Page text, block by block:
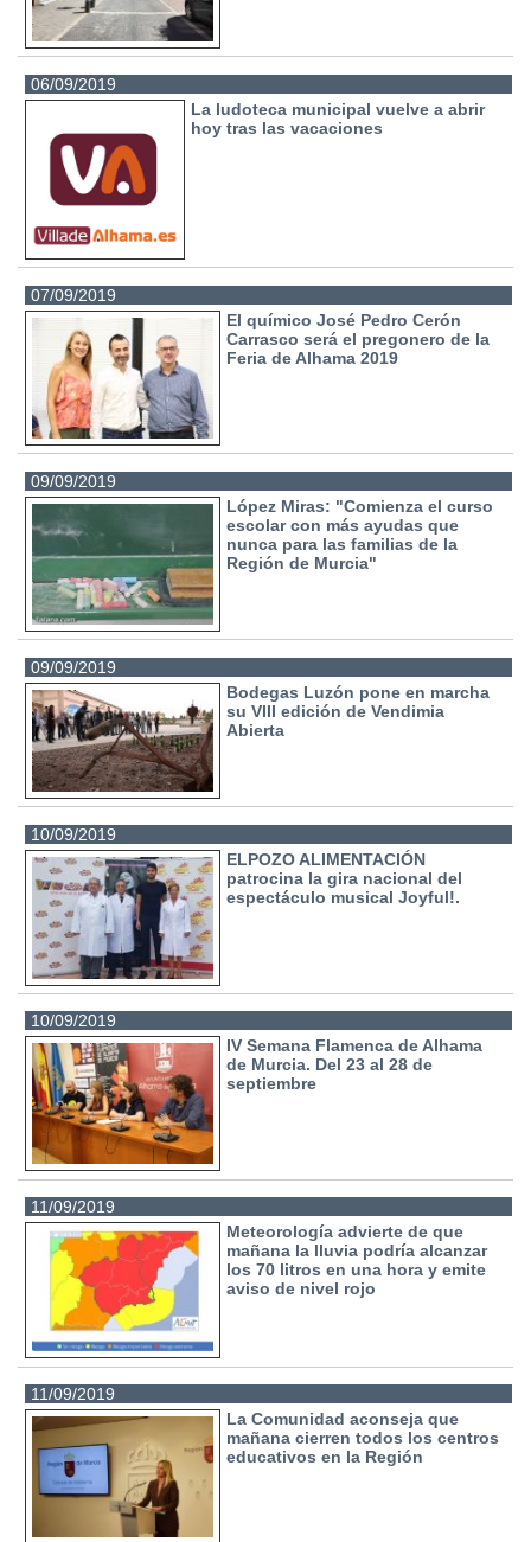
06/09/2019
La ludoteca municipal vuelve a abrir
hoy tras las vacaciones
07/09/2019
El químico José Pedro Cerón
Carrasco será el pregonero de la
Feria de Alhama 2019
09/09/2019
López Miras: "Comienza el curso
escolar con más ayudas que
nunca para las familias de la
Región de Murcia"
09/09/2019
Bodegas Luzón pone en marcha
su VIII edición de Vendimia
Abierta
10/09/2019
ELPOZO ALIMENTACIÓN
patrocina la gira nacional del
espectáculo musical Joyful!.
10/09/2019
IV Semana Flamenca de Alhama
de Murcia. Del 23 al 28 de
septiembre
11/09/2019
Meteorología advierte de que
mañana la lluvia podría alcanzar
los 70 litros en una hora y emite
aviso de nivel rojo
11/09/2019
La Comunidad aconseja que
mañana cierren todos los centros
educativos en la Región